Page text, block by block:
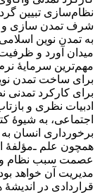
نظام‌سازی تبیین
شرف تمدن سازی و
به تمدن نوین
میدان آورد و
مهم‌ترین سرمایۀ
برای ساخت تمدن
برای کارکرد
ادبیات نظری و
اجتماعی، به شیوۀ
برخورداری انسان
همچون علم ـ‌‌‌مؤلفۀ
عصمت سبب نظام و
مدیریت آن خواهد
قراردادی در